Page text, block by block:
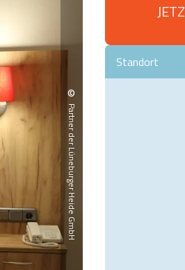
©
Partner der Lüneburger Heide GmbH
Standort